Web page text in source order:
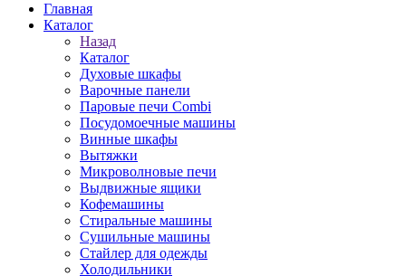
Главная
Каталог
Назад
Каталог
Духовые шкафы
Варочные панели
Паровые печи Combi
Посудомоечные машины
Винные шкафы
Вытяжки
Микроволновые печи
Выдвижные ящики
Кофемашины
Стиральные машины
Сушильные машины
Стайлер для одежды
Холодильники